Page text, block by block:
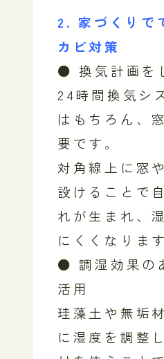
2. 家づくりで
カビ対策
● 換気計画を
24時間換気シ
はもちろん、
要です。
対角線上に窓
設けることで
れが生まれ、
にくくなります
● 調湿効果の
活用
珪藻土や無垢
に湿度を調整